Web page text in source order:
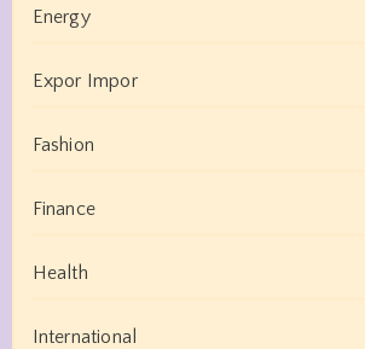
Energy
Expor Impor
Fashion
Finance
Health
International